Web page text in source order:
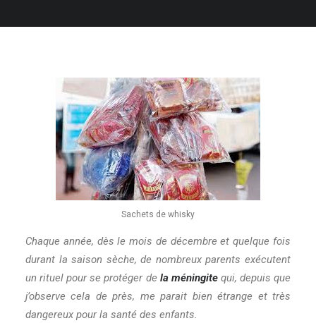
Sachets de whisky
Chaque année, dès le mois de décembre et quelque fois
durant la saison sèche, de nombreux parents exécutent
un rituel pour se protéger de la méningitequi, depuis que
j’observe cela de près, me parait bien étrange et très
dangereux pour la santé des enfants.